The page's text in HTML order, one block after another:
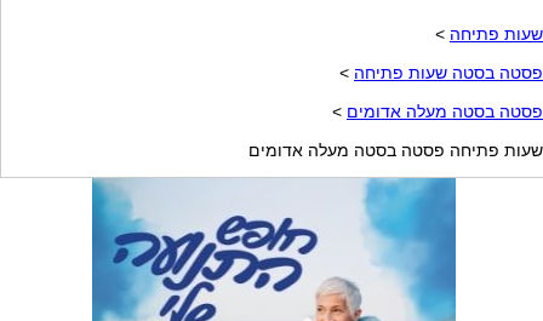
שעות פתיחה >
פסטה בסטה שעות פתיחה >
פסטה בסטה מעלה אדומים >
שעות פתיחה פסטה בסטה מעלה אדומים